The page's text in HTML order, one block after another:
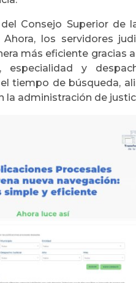
Consejo Superior de
los servidores
más eficiente gracias
especialidad y
tiempo de búsqueda,
la administración de